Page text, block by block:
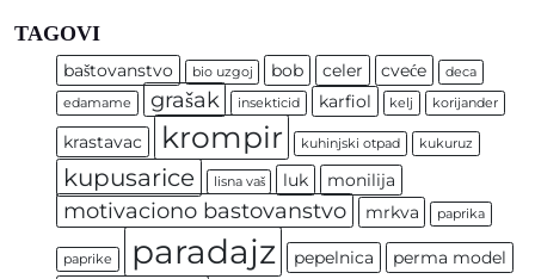
TAGOVI
baštovanstvo bio uzgoj bob celer cveće
deca
edamame
grašak insekticid karfiol kelj korijander
krastavac krompir kuhinjski otpad kukuruz
kupusarice lisna vaš luk monilija
motivaciono bastovanstvo mrkva paprika
paprike paradajz pepelnica perma model